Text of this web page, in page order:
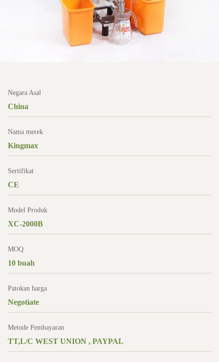
Negara Asal
China
Nama merek
Kingmax
Sertifikat
CE
Model Produk
XC-2000B
MOQ
10 buah
Patokan harga
Negotiate
Metode Pembayaran
TT,L/C WEST UNION , PAYPAL